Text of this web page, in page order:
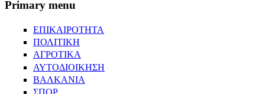
Primary menu
ΕΠΙΚΑΙΡΟΤΗΤΑ
ΠΟΛΙΤΙΚΗ
ΑΓΡΟΤΙΚΑ
ΑΥΤΟΔΙΟΙΚΗΣΗ
ΒΑΛΚΑΝΙΑ
ΣΠΟΡ